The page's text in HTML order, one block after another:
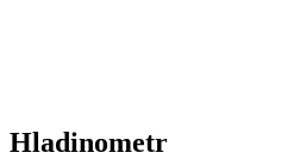
Hladinometr